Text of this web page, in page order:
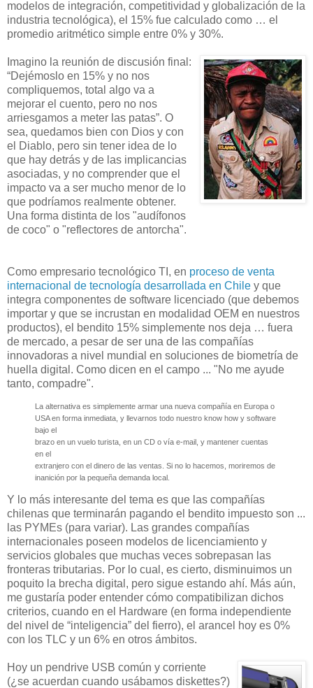
modelos de integración, competitividad y globalización de la
industria tecnológica), el 15% fue calculado como … el
promedio aritmético simple entre 0% y 30%.
Imagino la reunión de discusión final:
“Dejémoslo en 15% y no nos
compliquemos, total algo va a
mejorar el cuento, pero no nos
arriesgamos a meter las patas”. O
sea, quedamos bien con Dios y con
el Diablo, pero sin tener idea de lo
que hay detrás y de las implicancias
asociadas, y no comprender que el
impacto va a ser mucho menor de lo
que podríamos realmente obtener.
Una forma distinta de los "audífonos
de coco" o "reflectores de antorcha".
Como empresario tecnológico TI, en proceso de venta
internacional de tecnología desarrollada en Chile y que
integra componentes de software licenciado (que debemos
importar y que se incrustan en modalidad OEM en nuestros
productos), el bendito 15% simplemente nos deja … fuera
de mercado, a pesar de ser una de las compañías
innovadoras a nivel mundial en soluciones de biometría de
huella digital. Como dicen en el campo ... "No me ayude
tanto, compadre".
La alternativa es simplemente armar una nueva compañía en Europa o
USA en forma inmediata, y llevarnos todo nuestro know how y software
bajo el
brazo en un vuelo turista, en un CD o vía e-mail, y mantener cuentas
en el
extranjero con el dinero de las ventas. Si no lo hacemos, moriremos de
inanición por la pequeña demanda local.
Y lo más interesante del tema es que las compañías
chilenas que terminarán pagando el bendito impuesto son ...
las PYMEs (para variar). Las grandes compañías
internacionales poseen modelos de licenciamiento y
servicios globales que muchas veces sobrepasan las
fronteras tributarias. Por lo cual, es cierto, disminuimos un
poquito la brecha digital, pero sigue estando ahí. Más aún,
me gustaría poder entender cómo compatibilizan dichos
criterios, cuando en el Hardware (en forma independiente
del nivel de “inteligencia” del fierro), el arancel hoy es 0%
con los TLC y un 6% en otros ámbitos.
Hoy un pendrive USB común y corriente
(¿se acuerdan cuando usábamos diskettes?)